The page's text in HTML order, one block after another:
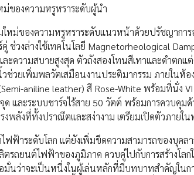
ม่ของความหรูหราระดับผู้นำ
ใหม่ของความหรูหราระดับแนวหน้าด้วยปรัชญากา
ช่วงล่างใช้เทคโนโลยี Magnetorheological
ความสบายสูงสุด ตัวถังสองโทนสีเทาและดำตกแ
วยเพิ่มพลวัตเสมือนงานประติมากรรม ภายในห้อ
aniline leather) สี Rose-White พร้อมที่นั่ง
ละระบบชาร์จไร้สาย 50 วัตต์ พร้อมการควบคุมด้
งพลังที่ทั้งปราณีตและสง่างาม เตรียมเปิดตัวภายใ
ฟฟ้าระดับโลก แต่ยังเพิ่มขีดความสามารถของบุค
ตรถยนต์ไฟฟ้าของภูมิภาค ควบคู่ไปกับการสร้างโล
ชื่อมั่นว่าจะเป็นหนึ่งในผู้เล่นหลักที่มีบทบาทสำคัญใ